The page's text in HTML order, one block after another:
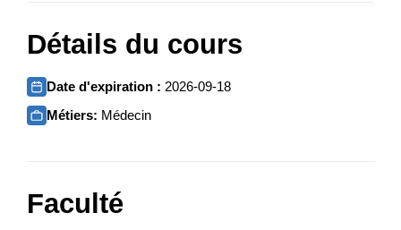
Détails du cours
Date d'expiration : 2026-09-18
Métiers: Médecin
Faculté